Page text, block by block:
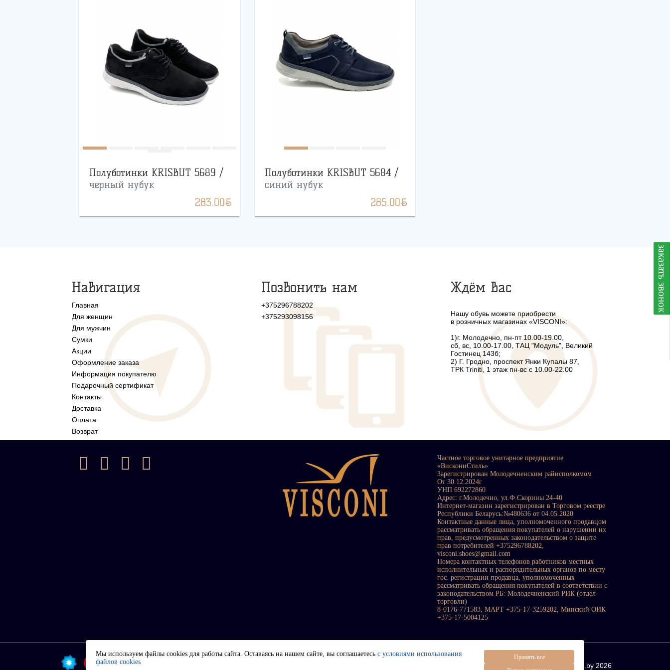
Полуботинки KRISBUT 5689 /
черный нубук
283.00BYN
Полуботинки KRISBUT 5684 /
синий нубук
285.00BYN
заказать звонок
Навигация
Главная
Для женщин
Для мужчин
Сумки
Акции
Оформление заказа
Информация покупателю
Подарочный сертификат
Контакты
Доставка
Оплата
Возврат
Позвонить нам
+375296788202
+375293098156
Ждём Вас
Нашу обувь можете приобрести
в розничных магазинах «VISCONI»:
1)г. Молодечно, пн-пт 10.00-19.00,
сб, вс, 10.00-17.00, ТАЦ "Модуль", Великий
Гостинец 143б;
2) Г. Гродно, проспект Янки Купалы 87,
ТРК Triniti, 1 этаж пн-вс с 10.00-22.00
Частное торговое унитарное предприятие
«ВискониСтиль»
Зарегистрирован Молодечненским райисполкомом
От 30.12.2024г
УНП 692272860
Адрес: г.Молодечно, ул.Ф.Скорины 24-40
Интернет-магазин зарегистрирован в Торговом реестре
Республики Беларусь:№480636 от 04.05.2020
Контактные данные лица, уполномоченного продавцом
рассматривать обращения покупателей о нарушении их
прав, предусмотренных законодательством о защите
прав потребителей +375296788202,
visconi.shoes@gmail.com
Номера контактных телефонов работников местных
исполнительных и распорядительных органов по месту
гос. регистрации продавца, уполномоченных
рассматривать обращения покупателей в соответствии с
законодательством РБ: Молодечненский РИК (отдел
торговли)
8-0176-771583, МАРТ +375-17-3259202, Минский ОИК
+375-17-5004125
All rights reserved © https://visconi.by 2026
Мы используем файлы cookies для работы сайта. Оставаясь на нашем сайте, вы соглашаетесь с условиями использования
файлов cookies
Принять все